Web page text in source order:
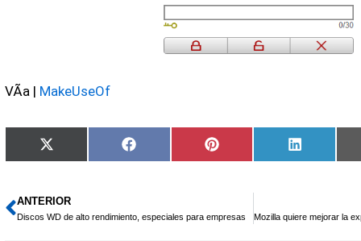
VÃ­a | MakeUseOf
Compartir
en
X
(Twitter)
Compartir
en
Facebook
Compartir
en
Pinterest
Compartir
en
LinkedIn
Ant
ANTERIOR
Discos WD de alto rendimiento, especiales para empresas